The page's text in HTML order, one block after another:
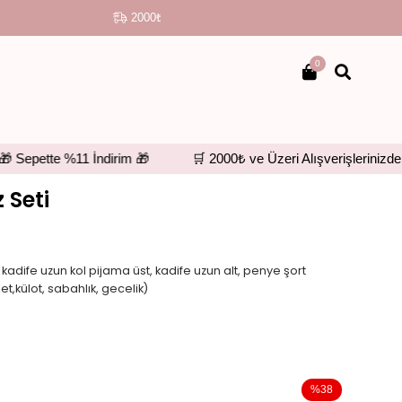
2000₺ VE ÜZERİ KARGO ÜCRETSİZ
0
%11 İndirim 🎁 🛒 2000₺ ve Üzeri Alışverişlerinizde
Seti
kadife uzun kol pijama üst, kadife uzun alt, penye şort
sabahlık, gecelik)
%38